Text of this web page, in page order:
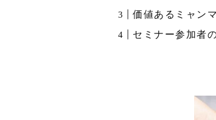
価値あるミャン
セミナー参加者